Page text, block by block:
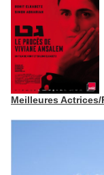
Meilleures Actrices/